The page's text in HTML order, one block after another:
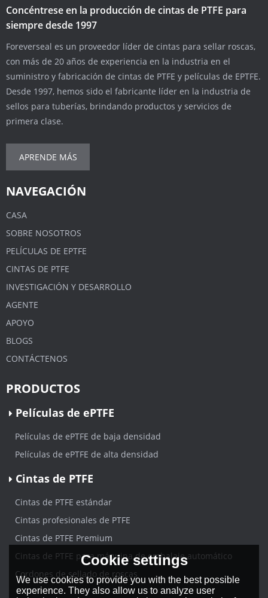
Concéntrese en la producción de cintas de PTFE para
siempre desde 1997
Foreverseal es un proveedor líder de cintas para sellar roscas,
con más de 20 años de experiencia en la industria en el
suministro y fabricación de cintas de PTFE y películas de EPTFE.
Desde 1997, hemos sido el fabricante líder en la industria de
sellos para tuberías, brindando productos y servicios de
primera clase.
APRENDE MÁS
NAVEGACIÓN
CASA
SOBRE NOSOTROS
PELÍCULAS DE EPTFE
CINTAS DE PTFE
INVESTIGACIÓN Y DESARROLLO
AGENTE
APOYO
BLOGS
CONTÁCTENOS
PRODUCTOS
Películas de ePTFE
Películas de ePTFE de baja densidad
Películas de ePTFE de alta densidad
Cintas de PTFE
Cintas de PTFE estándar
Cintas profesionales de PTFE
Cintas de PTFE Premium
Cintas de PTFE para máquina de embalaje automático
Cordones de sellado de roscas
Cookie settings
We use cookies to provide you with the best possible
experience. They also allow us to analyze user